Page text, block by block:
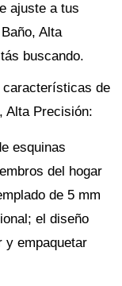
ajuste a tus
Alta
buscando.
características de
Alta Precisión:
esquinas
del hogar
de 5 mm
el diseño
y empaquetar